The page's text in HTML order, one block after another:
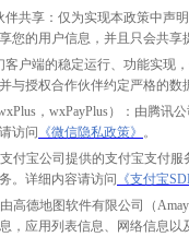
伴共享：仅为实现本政策中声
您的用户信息，并且只会共
客户端的稳定运行、功能实现
与授权合作伙伴约定严格的
，wxPayPlus）：由腾讯
访问
《微信隐私政策》 。
付宝公司提供的支付宝支付
。详细内容请访问
《支付宝
高德地图软件有限公司（
，应用列表信息、网络信息